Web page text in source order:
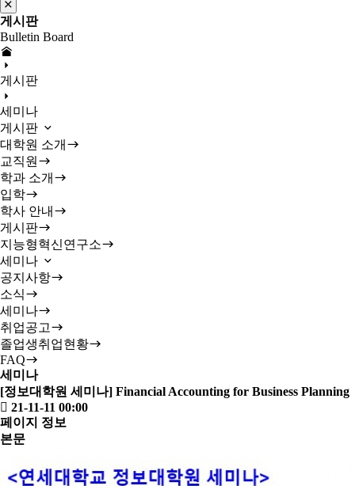
게시판
Bulletin Board
게시판
세미나
게시판
대학원 소개
교직원
학과 소개
입학
학사 안내
게시판
지능형혁신연구소
세미나
공지사항
소식
세미나
취업공고
졸업생취업현황
FAQ
세미나
[정보대학원 세미나] Financial Accounting for Business Planning
21-11-11 00:00
페이지 정보
본문